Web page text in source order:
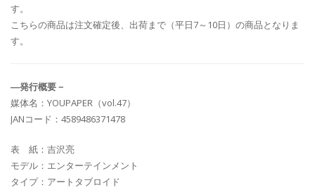
す。
こちらの商品は注文確定後、出荷まで（平日7～10日）の商品となりま
す。
―発行概要－
媒体名：YOUPAPER（vol.47）
JANコード：4589486371478
表 紙：吉沢亮
モデル：エンターテインメント
タイプ：アートタブロイド